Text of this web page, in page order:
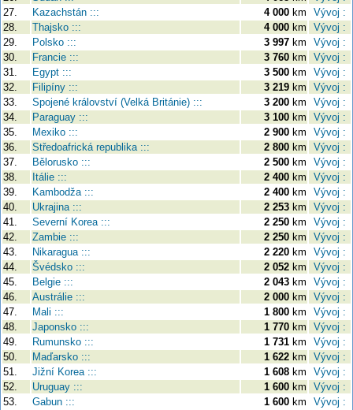
27.
Kazachstán ::: 4 000 km
Vývoj :
28.
Thajsko ::: 4 000 km
Vývoj :
29.
Polsko ::: 3 997 km
Vývoj :
30.
Francie ::: 3 760 km
Vývoj :
31.
Egypt ::: 3 500 km
Vývoj :
32.
Filipíny ::: 3 219 km
Vývoj :
33.
Spojené království (Velká Británie) ::: 3 200 km
Vývoj :
34.
Paraguay ::: 3 100 km
Vývoj :
35.
Mexiko ::: 2 900 km
Vývoj :
36.
Středoafrická republika ::: 2 800 km
Vývoj :
37.
Bělorusko ::: 2 500 km
Vývoj :
38.
Itálie ::: 2 400 km
Vývoj :
39.
Kambodža ::: 2 400 km
Vývoj :
40.
Ukrajina ::: 2 253 km
Vývoj :
41.
Severní Korea ::: 2 250 km
Vývoj :
42.
Zambie ::: 2 250 km
Vývoj :
43.
Nikaragua ::: 2 220 km
Vývoj :
44.
Švédsko ::: 2 052 km
Vývoj :
45.
Belgie ::: 2 043 km
Vývoj :
46.
Austrálie ::: 2 000 km
Vývoj :
47.
Mali ::: 1 800 km
Vývoj :
48.
Japonsko ::: 1 770 km
Vývoj :
49.
Rumunsko ::: 1 731 km
Vývoj :
50.
Maďarsko ::: 1 622 km
Vývoj :
51.
Jižní Korea ::: 1 608 km
Vývoj :
52.
Uruguay ::: 1 600 km
Vývoj :
53.
Gabun ::: 1 600 km
Vývoj :